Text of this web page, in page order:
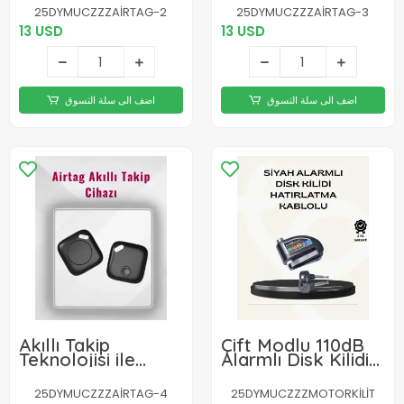
Tag | Bluetooth
Bağlantısı ve
Uzaktan Erişim
Özelliğiyle Üstün
Performans
25DYMUCZZZAİRTAG-2
13 USD
اضف الى سلة التسوق
25DYMUCZZZAİRTAG-3
13 USD
اضف الى سلة التسوق
Akıllı Takip
Teknolojisi ile
Eşyalarınızı
Korumaya Alın |
25DYMUCZZZAİRTAG-4
Çift Modlu 110dB
Alarmlı Disk Kilidi
Suya Dayanıklı
25DYMUCZZZMOTORKİLİT